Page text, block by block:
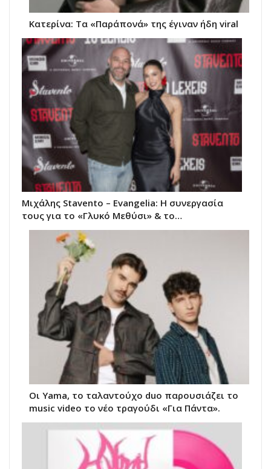
Κατερίνα: Τα «Παράπονά» της έγιναν ήδη viral
Μιχάλης Stavento – Evangelia: Η συνεργασία
τους για το «Γλυκό Μεθύσι» & το…
Οι Yama, το ταλαντούχο duo παρουσιάζει το
music video το νέο τραγούδι «Για Πάντα».